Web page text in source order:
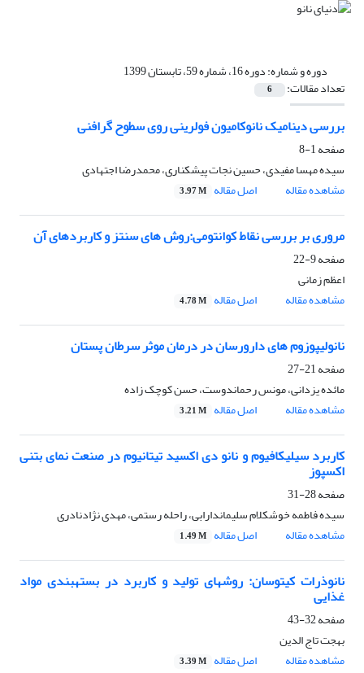
دوره و شماره:دوره 16، شماره 59، تابستان 1399
تعداد مقالات: 6
بررسی دینامیک نانوکامیون فولرینی روی سطوح گرافنی
صفحه1-8
سیده مهسا مفیدی، حسین نجات پیشکناری، محمدرضا اجتهادی
مشاهده مقاله
اصل مقاله 3.97 M
مروری بر بررسی نقاط کوانتومی:روش های سنتز و کاربردهای آن
صفحه9-22
اعظم زمانی
مشاهده مقاله
اصل مقاله 4.78 M
نانولیپوزوم های دارورسان در درمان موثر سرطان پستان
صفحه21-27
مائده یزدانی، مونس رحماندوست، حسن کوچک زاده
مشاهده مقاله
اصل مقاله 3.21 M
کاربرد سیلیکافیوم و نانو دی اکسید تیتانیوم در صنعت نمای بتنی
اکسپوز
صفحه28-31
سیده فاطمه خوشکلام سلیماندارابی، راحله رستمی، مهدی نژادنادری
مشاهده مقاله
اصل مقاله 1.49 M
نانوذرات کیتوسان: روشهای تولید و کاربرد در بستهبندی مواد
غذایی
صفحه32-43
بهجت تاج الدین
مشاهده مقاله
اصل مقاله 3.39 M